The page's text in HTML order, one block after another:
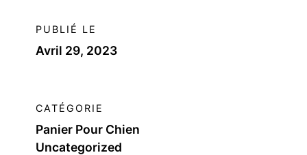
PUBLIÉ LE
Avril 29, 2023
CATÉGORIE
Panier Pour Chien
Uncategorized